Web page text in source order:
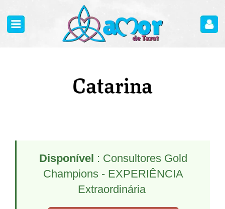
Catarina
Disponível : Consultores Gold
Champions - EXPERIÊNCIA
Extraordinária